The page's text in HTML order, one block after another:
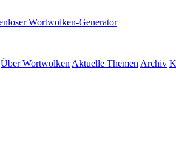
Über Wortwolken Aktuelle Themen Archiv